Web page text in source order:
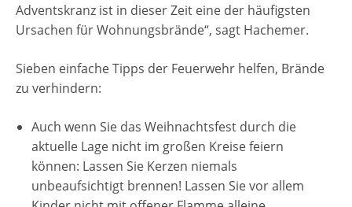
Adventskranz ist in dieser Zeit eine der häufigsten
Ursachen für Wohnungsbrände“, sagt Hachemer.
Sieben einfache Tipps der Feuerwehr helfen, Brände
zu verhindern:
Auch wenn Sie das Weihnachtsfest durch die
aktuelle Lage nicht im großen Kreise feiern
können: Lassen Sie Kerzen niemals
unbeaufsichtigt brennen! Lassen Sie vor allem